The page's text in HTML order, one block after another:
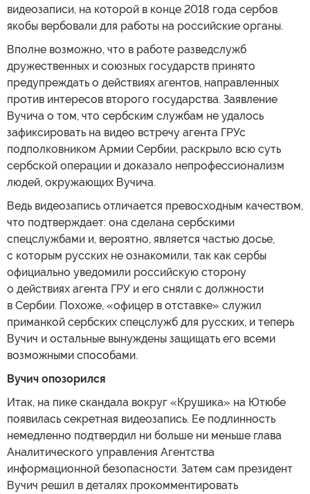
видеозаписи, на которой в конце 2018 года сербов
якобы вербовали для работы на российские органы.
Вполне возможно, что в работе разведслужб
дружественных и союзных государств принято
предупреждать о действиях агентов, направленных
против интересов второго государства. Заявление
Вучича о том, что сербским службам не удалось
зафиксировать на видео встречу агента ГРУс
подполковником Армии Сербии, раскрыло всю суть
сербской операции и доказало непрофессионализм
людей, окружающих Вучича.
Ведь видеозапись отличается превосходным качеством,
что подтверждает: она сделана сербскими
спецслужбами и, вероятно, является частью досье,
с которым русских не ознакомили, так как сербы
официально уведомили российскую сторону
о действиях агента ГРУ и его сняли с должности
в Сербии. Похоже, «офицер в отставке» служил
приманкой сербских спецслужб для русских, и теперь
Вучич и остальные вынуждены защищать его всеми
возможными способами.
Вучич опозорился
Итак, на пике скандала вокруг «Крушика» на Ютюбе
появилась секретная видеозапись. Ее подлинность
немедленно подтвердил ни больше ни меньше глава
Аналитического управления Агентства
информационной безопасности. Затем сам президент
Вучич решил в деталях прокомментировать